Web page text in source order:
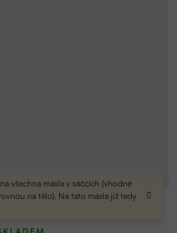
všechna másla v sáčcích (vhodné
na tělo). Na tato másla již tedy